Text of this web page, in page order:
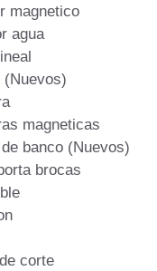
magnetico
agua
(Nuevos)
magneticas
banco (Nuevos)
brocas
corte